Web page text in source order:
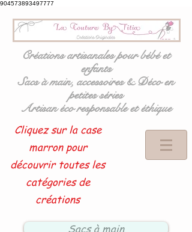
904573893497777
Créations artisanales pour bébé et
enfants
Sacs à main, accessoires & Déco en
petites séries
Artisan éco responsable et éthique
Cliquez sur la case
marron pour
découvrir toutes les
catégories de
créations
Sacs à main